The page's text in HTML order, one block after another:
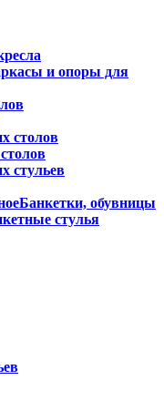
и опоры для
столов
стульев
Банкетки, обувницы
стулья